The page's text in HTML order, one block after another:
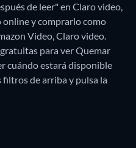
de leer" en Claro video,
online y comprarlo como
Video, Claro video.
para ver Quemar
cuándo estará disponible
de arriba y pulsa la